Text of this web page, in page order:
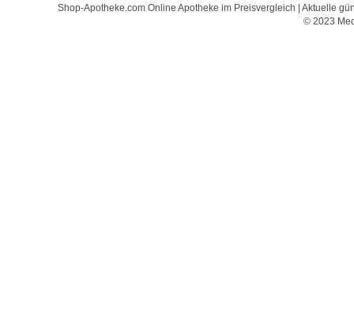
Shop-Apotheke.com Online Apotheke im Preisvergleich | Aktuelle
© 2023